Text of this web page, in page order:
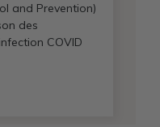
and Prevention)
des
COVID